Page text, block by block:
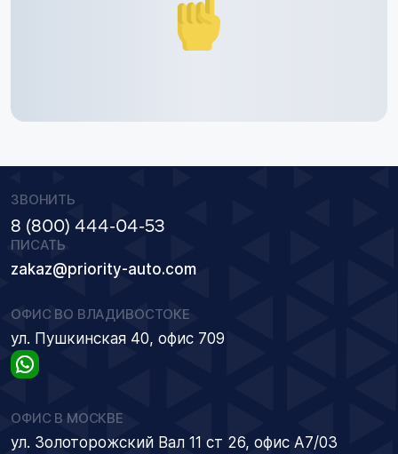
ЗВОНИТЬ
8 (800) 444-04-53
ПИСАТЬ
zakaz@priority-auto.com
ОФИС ВО ВЛАДИВОСТОКЕ
ул. Пушкинская 40, офис 709
ОФИС В МОСКВЕ
ул. Золоторожский Вал 11 ст 26, офис А7/03